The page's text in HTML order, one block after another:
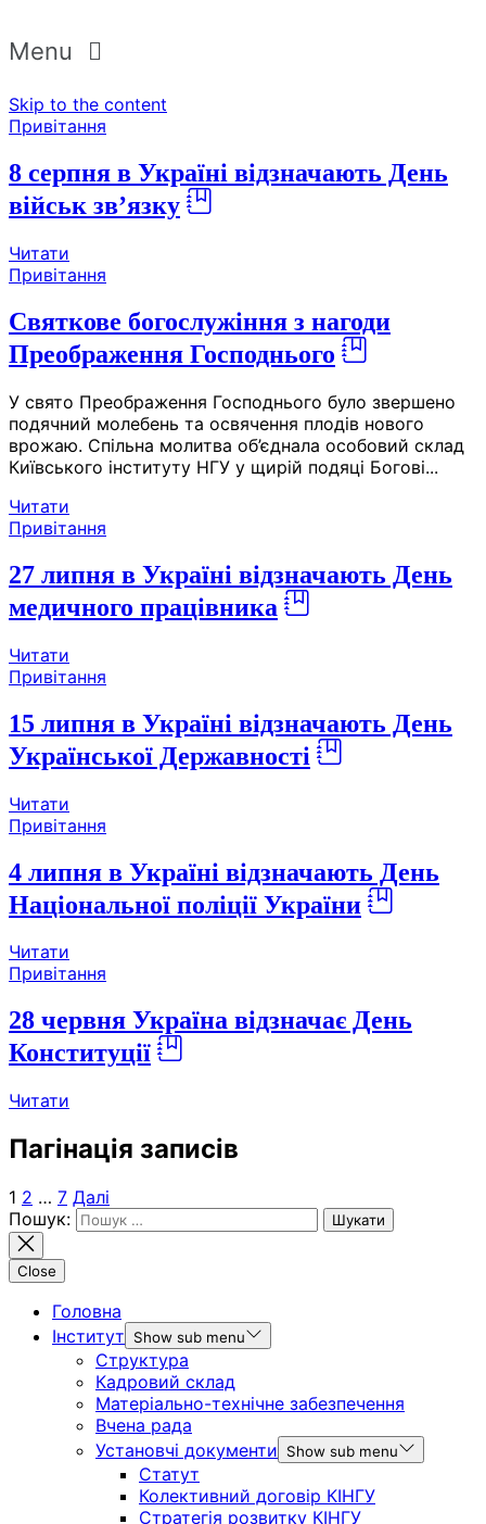
Menu
Skip to the content
Привітання
8 серпня в Україні відзначають День
військ зв’язку
Читати
Привітання
Святкове богослужіння з нагоди
Преображення Господнього
У свято Преображення Господнього було звершено
подячний молебень та освячення плодів нового
врожаю. Спільна молитва об’єднала особовий склад
Київського інституту НГУ у щирій подяці Богові...
Читати
Привітання
27 липня в Україні відзначають День
медичного працівника
Читати
Привітання
15 липня в Україні відзначають День
Української Державності
Читати
Привітання
4 липня в Україні відзначають День
Національної поліції України
Читати
Привітання
28 червня Україна відзначає День
Конституції
Читати
Пагінація записів
1 2 … 7 Далі
Пошук:
Close
Головна
Інститут
Show sub menu
Структура
Кадровий склад
Матеріально-технічне забезпечення
Вчена рада
Установчі документи
Show sub menu
Статут
Колективний договір КІНГУ
Стратегія розвитку КІНГУ